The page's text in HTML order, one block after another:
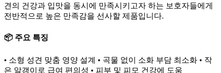
견의 건강과 입맛을 동시에 만족시키고자 하는 보호자들에게
전반적으로 높은 만족감을 선사할 제품입니다.
📦 주요 특징
• 소형 성견 맞춤 영양 설계 • 곡물 없이 소화 부담 최소화 • 작
은 알갱이로 급여 편의성 • 피부 및 피모 건강에 도움